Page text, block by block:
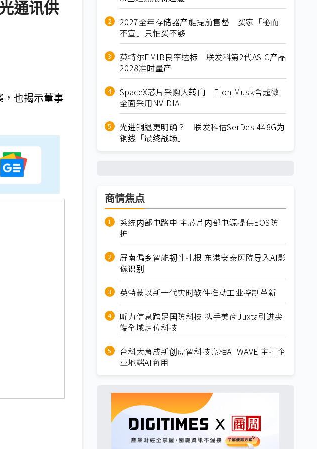
通讯供
，也揭示董事
2027全年存储器产能提前售罄 买家「秘而
不宣」只怕买不够
英特尔EMIB良率达标 联发科第2代ASIC产品
2028准时量产
SpaceX芯片采购大转向 Elon Musk舍超微
全面采用NVIDIA
光进铜退更明确？ 联发科估SerDes 448G为
铜线「最终战场」
商情焦点
系统内部电路中 主芯片内部电源提供EOS防
护
屏南偏乡智能韧性扎根 东港安泰医院导入AI影
像识别
英特蒙以新一代实时软件推动工业控制革新
昕力信息跨足国防科技 携手美商Juxta引进尖
端全域定位科技
台科大育成新创虎智科技亮相AI WAVE 主打企
业地端AI商用